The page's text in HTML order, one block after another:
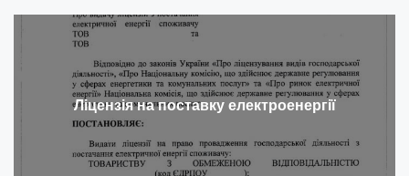
Ліцензія на поставку електроенергії